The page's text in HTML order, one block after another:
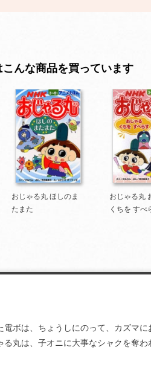
んな商品を買っています
おじゃる丸 ほしのま
たまた
おじゃる丸
くちを すべ
電ボは、ちょうしにのって、カズマ
丸は、子オニに大事なシャクを奪わ